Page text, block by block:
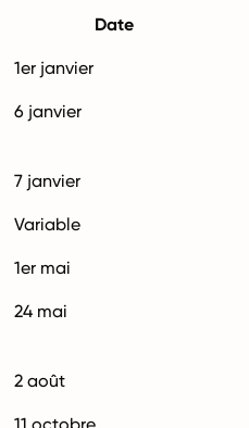
Date
1er janvier
6 janvier
7 janvier
Variable
1er mai
24 mai
2 août